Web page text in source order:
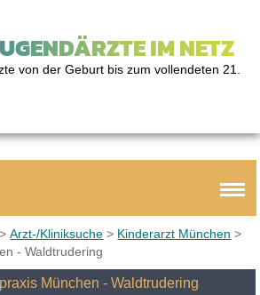
IM NETZ
von der Geburt bis zum vollendeten 21.
>Arzt-/Kliniksuche > Kinderarzt München >
- Waldtrudering
München - Waldtrudering